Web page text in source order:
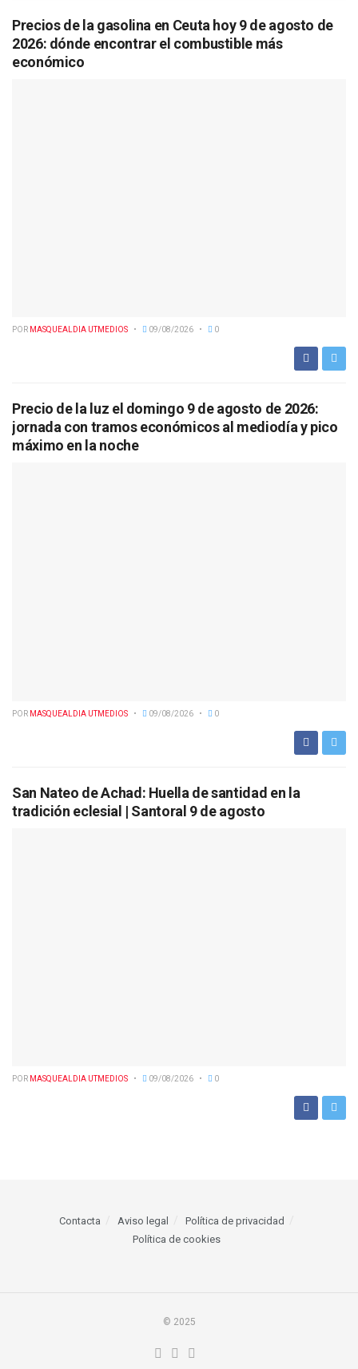
Precios de la gasolina en Ceuta hoy 9 de agosto de
2026: dónde encontrar el combustible más
económico
POR MASQUEALDIA UTMEDIOS 09/08/2026 0
Precio de la luz el domingo 9 de agosto de 2026:
jornada con tramos económicos al mediodía y pico
máximo en la noche
POR MASQUEALDIA UTMEDIOS 09/08/2026 0
San Nateo de Achad: Huella de santidad en la
tradición eclesial | Santoral 9 de agosto
POR MASQUEALDIA UTMEDIOS 09/08/2026 0
Contacta Aviso legal
Política de privacidad
Política de cookies
© 2025